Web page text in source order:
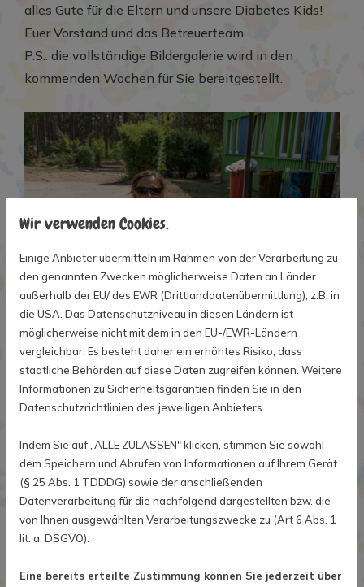
alles Gute für die Eltern und unsere Diabetes Kids!
Euer Vorstand und das Betreuerteam.
P.S.: die vollständige Bildergalerie wird in den
kommenden Wochen für Sie bereitgestellt.
Wir verwenden Cookies.
Einige Anbieter übermitteln im Rahmen von der Verarbeitung zu
den genannten Zwecken möglicherweise Daten an Länder
außerhalb der EU/ des EWR (Drittlanddatenübermittlung), z.B. in
die USA. Das Datenschutzniveau in diesen Ländern ist
möglicherweise nicht mit dem in den EU-/EWR-Ländern
vergleichbar. Es besteht daher ein erhöhtes Risiko, dass
staatliche Behörden auf diese Daten zugreifen können. Weitere
Informationen zu Sicherheitsgarantien finden Sie in den
Datenschutzrichtlinien des jeweiligen Anbieters.
Indem Sie auf „ALLE ZULASSEN" klicken, stimmen Sie sowohl
dem Speichern und Abrufen von Informationen auf Ihrem Gerät
(§ 25 Abs. 1 TDDDG) sowie der anschließenden
Datenverarbeitung für die nachfolgend dargestellten bzw. die
von Ihnen ausgewählten Verarbeitungszwecke zu (Art 6 Abs. 1
lit. a. DSGVO).
Eine bereits erteilte Zustimmung können Sie jederzeit über